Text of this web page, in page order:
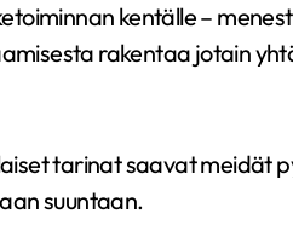
kentälle –
rakentaa jotain
tarinat saavat meidät
suuntaan.